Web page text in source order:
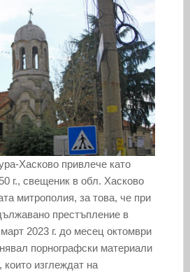
Хасково привлече като
г., свещеник в обл. Хасково
митрополия, за това, че при
престъпление в
2023 г. до месец октомври
порнографски материали
изглеждат на